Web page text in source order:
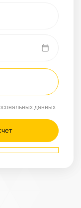
данных